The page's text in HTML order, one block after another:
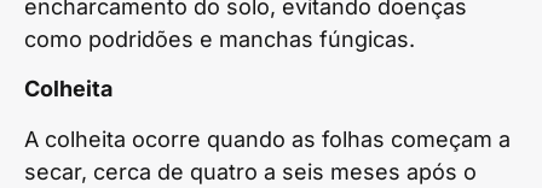
encharcamento do solo, evitando doenças
como podridões e manchas fúngicas.
Colheita
A colheita ocorre quando as folhas começam a
secar, cerca de quatro a seis meses após o